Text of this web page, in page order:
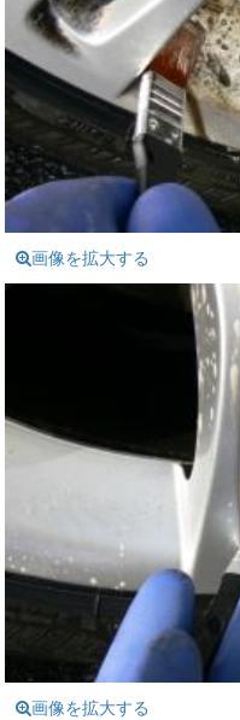
画像を拡大する
画像を拡大する